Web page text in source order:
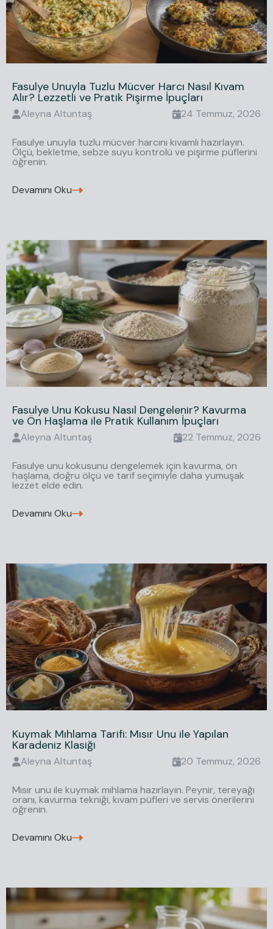
Fasulye Unuyla Tuzlu Mücver Harcı Nasıl Kıvam
Alır? Lezzetli ve Pratik Pişirme İpuçları
Aleyna Altuntaş 24 Temmuz, 2026
Fasulye unuyla tuzlu mücver harcını kıvamlı hazırlayın.
Ölçü, bekletme, sebze suyu kontrolü ve pişirme püflerini
öğrenin.
Devamını Oku
Fasulye Unu Kokusu Nasıl Dengelenir? Kavurma
ve Ön Haşlama ile Pratik Kullanım İpuçları
Aleyna Altuntaş 22 Temmuz, 2026
Fasulye unu kokusunu dengelemek için kavurma, ön
haşlama, doğru ölçü ve tarif seçimiyle daha yumuşak
lezzet elde edin.
Devamını Oku
Kuymak Mıhlama Tarifi: Mısır Unu ile Yapılan
Karadeniz Klasiği
Aleyna Altuntaş 20 Temmuz, 2026
Mısır unu ile kuymak mıhlama hazırlayın. Peynir, tereyağı
oranı, kavurma tekniği, kıvam püfleri ve servis önerilerini
öğrenin.
Devamını Oku